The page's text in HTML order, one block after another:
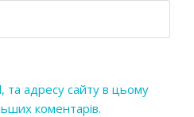
та адресу сайту в цьому
коментарів.